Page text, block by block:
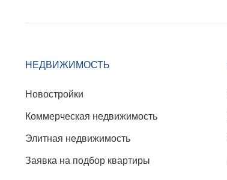
НЕДВИЖИМОСТЬ
Новостройки
Коммерческая недвижимость
Элитная недвижимость
Заявка на подбор квартиры